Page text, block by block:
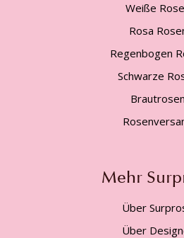
Weiße
Rosa
Regenbogen
Schwarze
Brautrosen
Mehr
Über
Über